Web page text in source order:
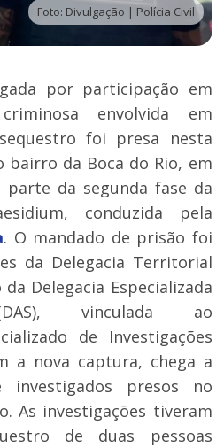
Foto: Divulgação | Polícia Civil
por participação em
envolvida em
foi presa nesta
bairro da Boca do Rio, em
parte da segunda fase da
conduzida pela
. O mandado de prisão foi
da Delegacia Territorial
Delegacia Especializada
vinculada ao
de Investigações
a nova captura, chega a
presos no
As investigações tiveram
de duas pessoas